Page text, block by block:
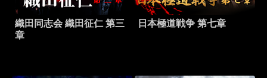
織田同志会 織田征仁 第三
章
日本極道戦争 第七章